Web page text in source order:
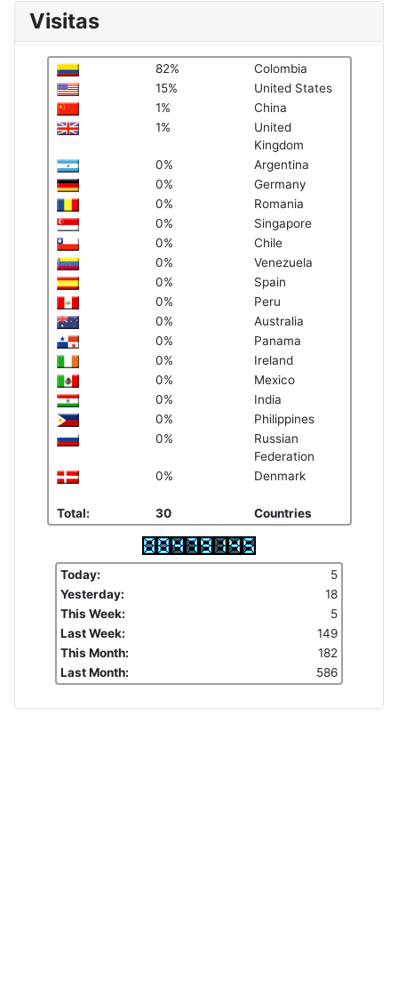
Visitas
82%
Colombia
15%
United States
1%
China
1%
United
Kingdom
0%
Argentina
0%
Germany
0%
Romania
0%
Singapore
0%
Chile
0%
Venezuela
0%
Spain
0%
Peru
0%
Australia
0%
Panama
0%
Ireland
0%
Mexico
0%
India
0%
Philippines
0%
Russian
Federation
0%
Denmark
Total: 30 Countries
Today:
5
Yesterday:
18
This Week:
5
Last Week:
149
This Month:
182
Last Month:
586